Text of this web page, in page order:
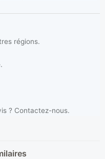
régions.
? Contactez-nous.